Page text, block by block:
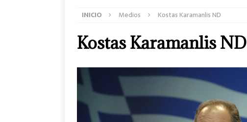
INICIO Medios Kostas Karamanlis ND
Kostas Karamanlis ND